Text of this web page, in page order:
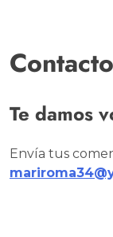
Contacto
Te damos
Envía tus